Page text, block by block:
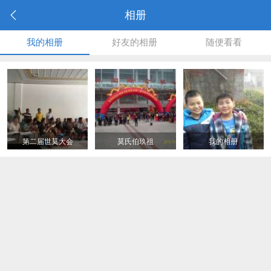
相册
我的相册 好友的相册 随便看看
第二届世莫大会 莫氏伯玖祖 我的相册